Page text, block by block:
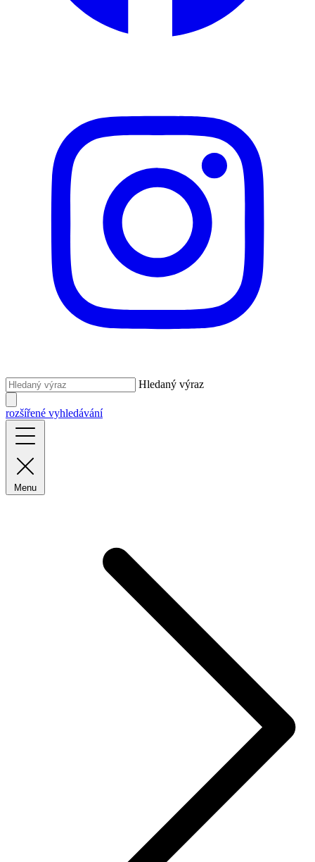
Hledaný výraz
rozšířené vyhledávání
Menu